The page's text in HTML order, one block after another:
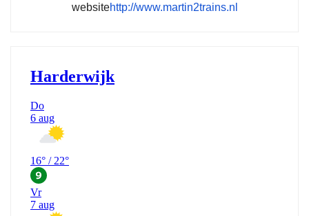
websitehttp://www.martin2trains.nl